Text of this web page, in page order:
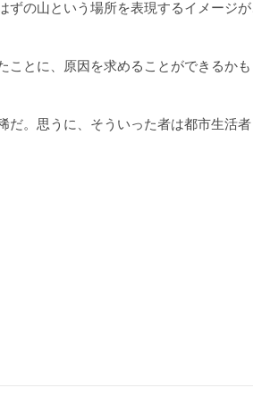
の山という場所を表現するイメージ
とに、原因を求めることができるか
。思うに、そういった者は都市生活